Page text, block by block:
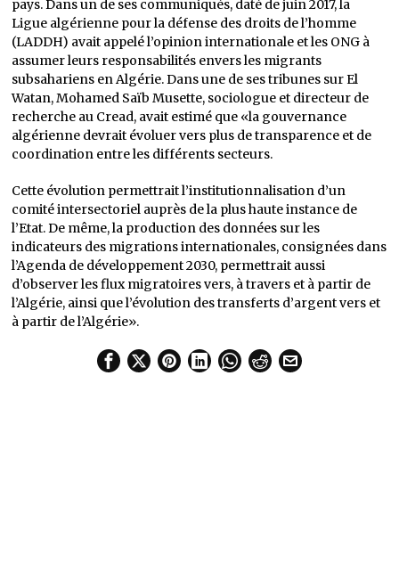
pays. Dans un de ses communiqués, daté de juin 2017, la
Ligue algérienne pour la défense des droits de l’homme
(LADDH) avait appelé l’opinion internationale et les ONG à
assumer leurs responsabilités envers les migrants
subsahariens en Algérie. Dans une de ses tribunes sur El
Watan, Mohamed Saïb Musette, sociologue et directeur de
recherche au Cread, avait estimé que «la gouvernance
algérienne devrait évoluer vers plus de transparence et de
coordination entre les différents secteurs.
Cette évolution permettrait l’institutionnalisation d’un
comité intersectoriel auprès de la plus haute instance de
l’Etat. De même, la production des données sur les
indicateurs des migrations internationales, consignées dans
l’Agenda de développement 2030, permettrait aussi
d’observer les flux migratoires vers, à travers et à partir de
l’Algérie, ainsi que l’évolution des transferts d’argent vers et
à partir de l’Algérie».